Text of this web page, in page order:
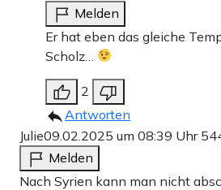
Melden
Er hat eben das gleiche
Scholz…
2
Antworten
Julie09.02.2025 um 08:39 Uhr
Melden
Nach Syrien kann man nicht